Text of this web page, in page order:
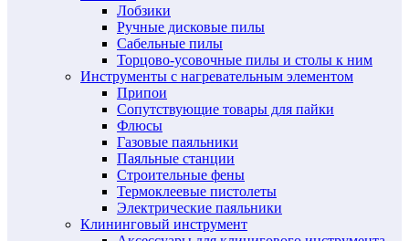
Лобзики
Ручные дисковые пилы
Сабельные пилы
Торцово-усовочные пилы и столы к ним
Инструменты с нагревательным элементом
Припои
Сопутствующие товары для пайки
Флюсы
Газовые паяльники
Паяльные станции
Строительные фены
Термоклеевые пистолеты
Электрические паяльники
Клининговый инструмент